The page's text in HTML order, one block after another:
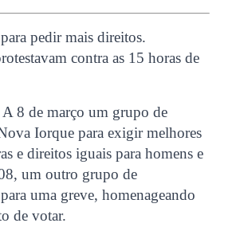
pedir mais direitos.
contra as 15 horas de
8 de março um grupo de
Iorque para exigir melhores
e direitos iguais para homens e
um outro grupo de
uma greve, homenageando
de votar.